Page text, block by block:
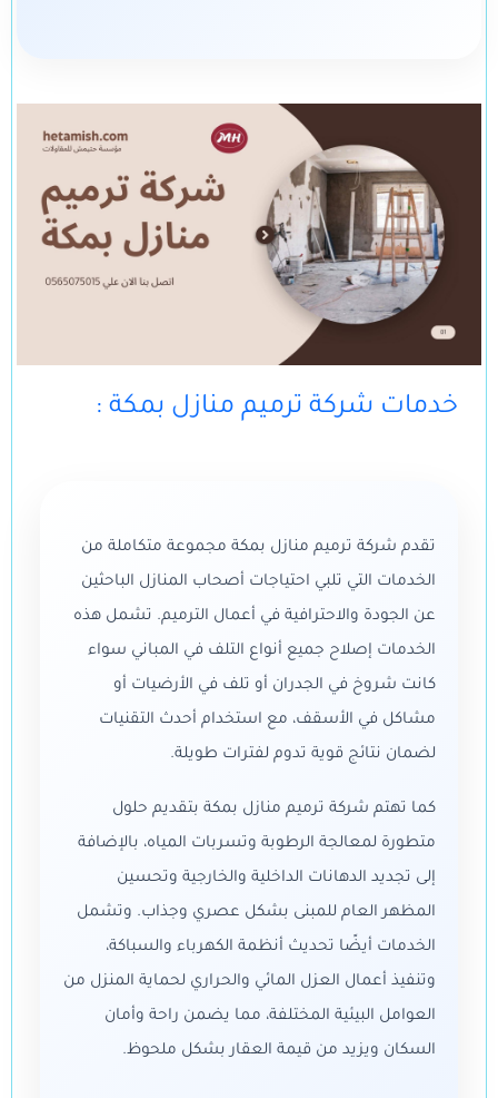
: خدمات شركة ترميم منازل بمكة
تقدم شركة ترميم منازل بمكة مجموعة متكاملة من
الخدمات التي تلبي احتياجات أصحاب المنازل الباحثين
عن الجودة والاحترافية في أعمال الترميم. تشمل هذه
الخدمات إصلاح جميع أنواع التلف في المباني سواء
كانت شروخ في الجدران أو تلف في الأرضيات أو
مشاكل في الأسقف، مع استخدام أحدث التقنيات
لضمان نتائج قوية تدوم لفترات طويلة.
كما تهتم شركة ترميم منازل بمكة بتقديم حلول
متطورة لمعالجة الرطوبة وتسربات المياه، بالإضافة
إلى تجديد الدهانات الداخلية والخارجية وتحسين
المظهر العام للمبنى بشكل عصري وجذاب. وتشمل
الخدمات أيضًا تحديث أنظمة الكهرباء والسباكة،
وتنفيذ أعمال العزل المائي والحراري لحماية المنزل من
العوامل البيئية المختلفة، مما يضمن راحة وأمان
السكان ويزيد من قيمة العقار بشكل ملحوظ.